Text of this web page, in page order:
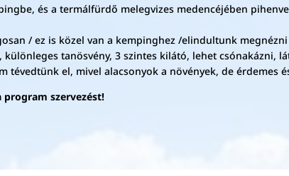
és a termálfürdő melegvizes medencéjében
/ ez is közel van a kempinghez /elindultunk
tanösvény, 3 szintes kilátó, lehet csónakázni,
tévedtünk el, mivel alacsonyok a növények, de érdemes
program szervezést!